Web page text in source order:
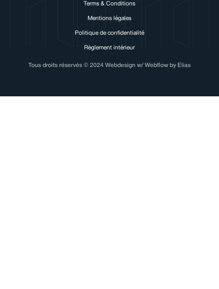
Terms & Conditions
Mentions légales
Politique de confidentialité
Règlement intérieur
Tous droits réservés © 2024 Webdesign w/ Webflow by Elias